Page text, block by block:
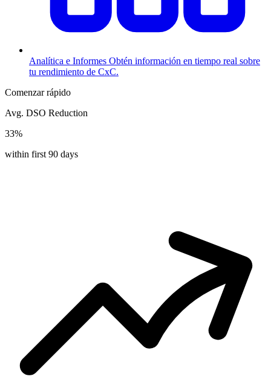
Analítica e Informes Obtén información en tiempo real sobre
tu rendimiento de CxC.
Comenzar rápido
Avg. DSO Reduction
33%
within first 90 days